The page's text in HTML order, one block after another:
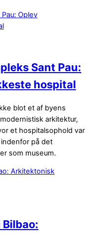
Sant Pau:
hospital
blot et af byens
arkitektur,
et hospitalsophold var
på det
som museum.